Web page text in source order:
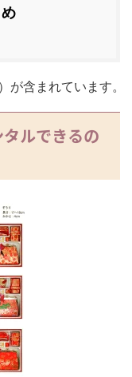
が含まれています。
ルできるの